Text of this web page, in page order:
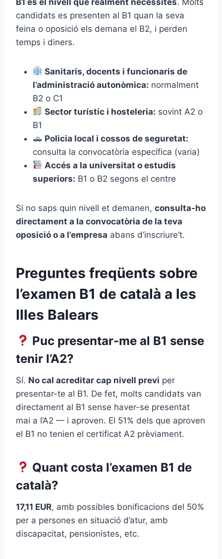
candidats es presenten al B1 quan la seva
feina o oposició els demana el B2, i perden
temps i diners.
Sanitaris, docents i funcionaris de
l’administració autonòmica: normalment
B2 o C1
Sector turístic i hosteleria: sovint A2 o
B1
Policia local i cossos de seguretat:
consulta la convocatòria específica (varia)
Accés a la universitat o estudis
superiors: B1 o B2 segons el centre
Si no saps quin nivell et demanen, consulta-ho
directament a la convocatòria de la teva
oposició o a l’empresa abans d’inscriure’t.
Preguntes freqüents sobre
l’examen B1 de català a les
Illes Balears
Puc presentar-me al B1 sense
tenir l’A2?
Sí. No cal acreditar cap nivell previ per
presentar-te al B1. De fet, molts candidats van
directament al B1 sense haver-se presentat
mai a l’A2 — i aproven. El 51% dels que aproven
el B1 no tenien el certificat A2 prèviament.
Quant costa l’examen B1 de
català?
17,11 EUR, amb possibles bonificacions del 50%
per a persones en situació d’atur, amb
discapacitat, pensionistes, etc.